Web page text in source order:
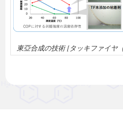
東亞合成の技術 [タッキファイヤ